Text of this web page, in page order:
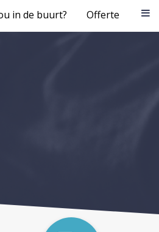
in de buurt? Offerte